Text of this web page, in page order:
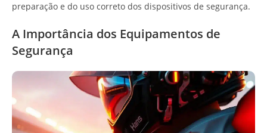
preparação e do uso correto dos dispositivos de segurança.
A Importância dos Equipamentos de
Segurança